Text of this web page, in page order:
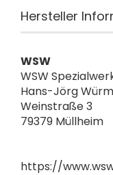
Hersteller
WSW
WSW
Hans-Jörg
Weinstraße 3
79379 Müllheim
https://